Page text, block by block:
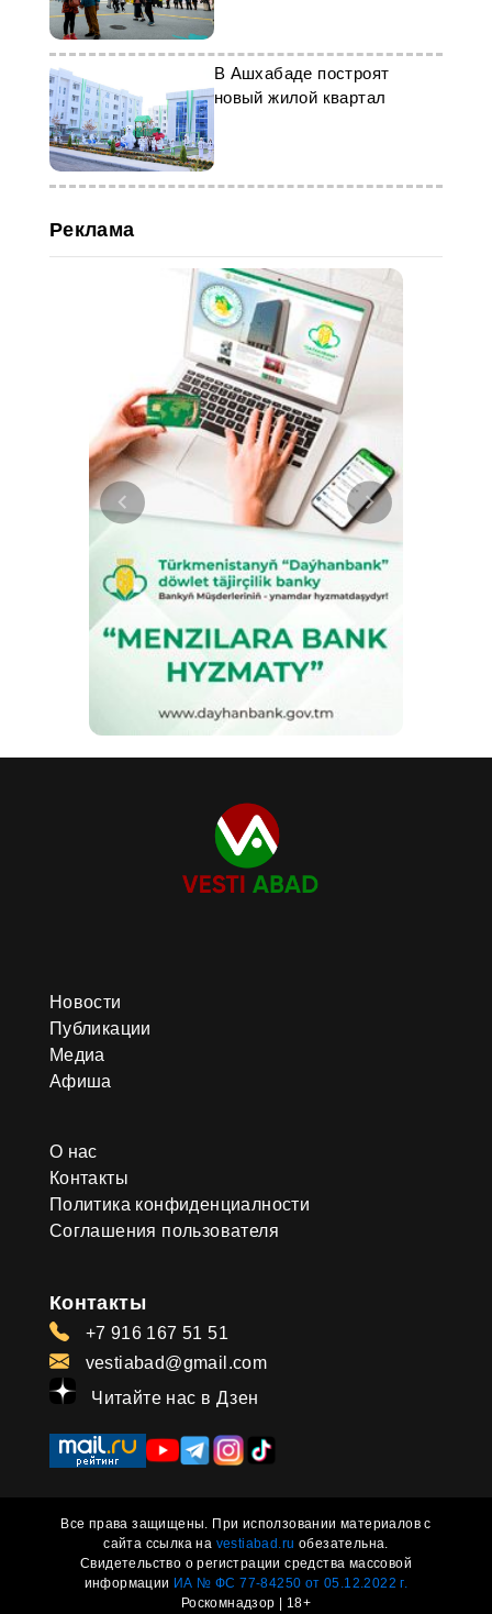
ЭКСПО-2025
В Ашхабаде построят
новый жилой квартал
Реклама
Новости
Публикации
Медиа
Афиша
О нас
Контакты
Политика конфиденциалности
Соглашения пользователя
Контакты
+7 916 167 51 51
vestiabad@gmail.com
Читайте нас в Дзен
Все права защищены. При исползовании материалов с
сайта ссылка на vestiabad.ru обезательна.
Свидетельство о регистрации средства массовой
информации ИА № ФС 77-84250 от 05.12.2022 г.
Роскомнадзор | 18+